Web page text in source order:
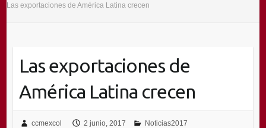
Las exportaciones de América Latina crecen
Las exportaciones de
América Latina crecen
ccmexcol 2 junio, 2017 Noticias2017